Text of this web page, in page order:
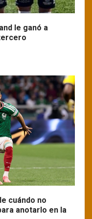
le ganó a
cuándo no
anotarlo en la